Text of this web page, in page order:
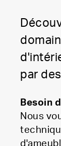
par
Besoin
Nous